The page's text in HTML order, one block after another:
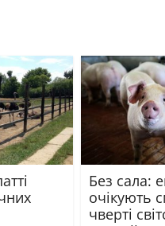
Без сала:
очікують
чверті